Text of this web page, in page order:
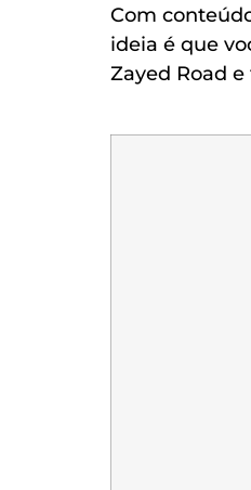
Com
ideia é que
Zayed Road